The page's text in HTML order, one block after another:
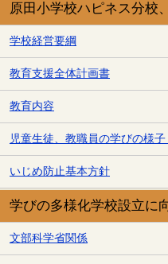
原田小学校ハピネス分校
学校経営要綱
教育支援全体計画書
教育内容
児童生徒、教職員の学びの様子
いじめ防止基本方針
学びの多様化学校設立に
文部科学省関係